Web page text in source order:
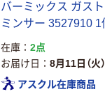
バーミックス ガス
ミンサー 3527910 1
在庫
2点
お届け日
8月11日（火）
アスクル在庫商品